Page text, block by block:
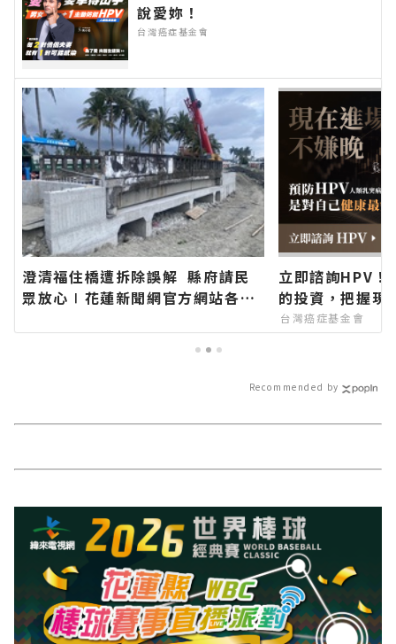
說愛妳！
台灣癌症基金會
澄清福住橋遭拆除誤解 縣府請民
眾放心∣花蓮新聞網官方網站各類
的在地資訊！
立即諮詢HPV！
的投資，把握現
台灣癌症基金會
Recommended by